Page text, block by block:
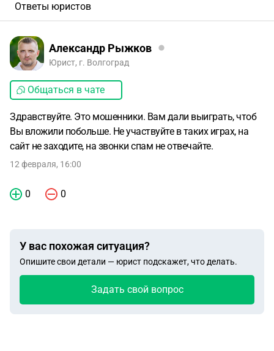
Ответы юристов
Александр Рыжков
Юрист, г. Волгоград
Общаться в чате
Здравствуйте. Это мошенники. Вам дали выиграть, чтоб
Вы вложили побольше. Не участвуйте в таких играх, на
сайт не заходите, на звонки спам не отвечайте.
12 февраля, 16:00
0 0
У вас похожая ситуация?
Опишите свои детали — юрист подскажет, что делать.
Задать свой вопрос